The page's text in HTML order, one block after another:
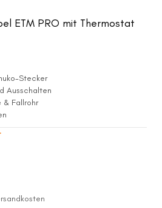
ETM PRO mit Thermostat
Stecker
Ausschalten
& Fallrohr